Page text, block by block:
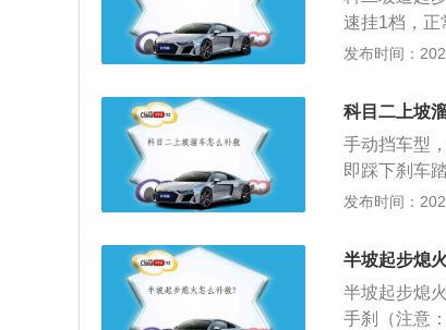
离合的松到
时，才可以
速挂1档，正
熄火并不会
为80分。科
和起步、直
的，另外也
方面是半途
车是在日常
停车入库未
步定点停车
题，当车停
发布时间：
科目二上坡
手动挡车型
即踩下刹车
起步的时候
分别是包括
和曲线行驶
发布时间：
半坡起步熄
半坡起步熄
手刹（注意